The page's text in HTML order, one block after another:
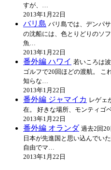
すが、…
2013年1月22日
バリ島 バリ島では、デンパ
の沈船には、色とりどりのソ
魚…
2013年1月22日
番外編 ハワイ 若いころは
ゴルフで20回ほどの渡航。 こ
知らな…
2013年1月22日
番外編 ジャマイカ レゲェ
在。 好きな場所、モンティゴ
2013年1月22日
番外編 オランダ 過去2回
日本が先進国と思い込んでい
自由でマ…
2013年1月22日